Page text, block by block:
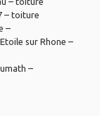
– toiture
–
sur Rhone –
–